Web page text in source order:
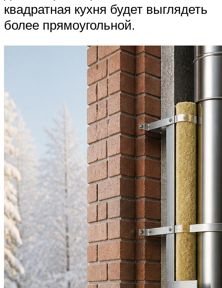
квадратная кухня будет выглядеть
более прямоугольной.